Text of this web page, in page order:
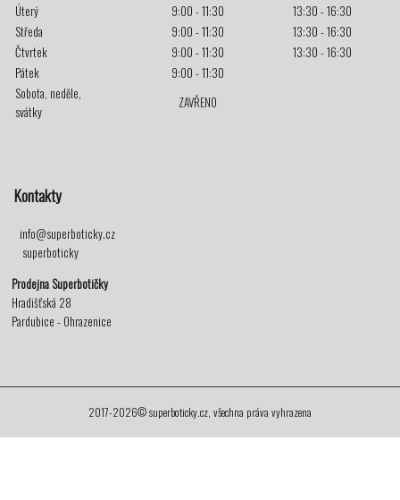
Úterý
9:00 - 11:30
13:30 - 16:30
Středa
9:00 - 11:30
13:30 - 16:30
Čtvrtek
9:00 - 11:30
13:30 - 16:30
Pátek
9:00 - 11:30
Sobota, neděle,
svátky
ZAVŘENO
Kontakty
info@superboticky.cz
superboticky
Prodejna Superbotičky
Hradišťská 28
Pardubice - Ohrazenice
2017-2026© superboticky.cz, všechna práva vyhrazena